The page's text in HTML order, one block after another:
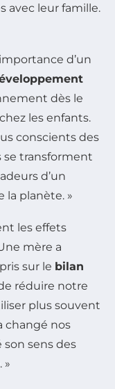
avec leur famille.
d’un
dès le
les enfants.
conscients des
se transforment
d’un
la planète. »
les effets
mère a
sur le bilan
réduire notre
plus souvent
changé nos
sens des
»